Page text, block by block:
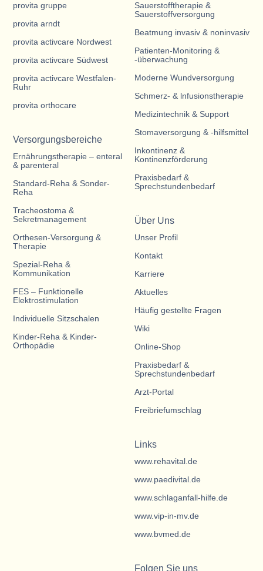
provita gruppe
provita arndt
provita activcare Nordwest
provita activcare Südwest
provita activcare Westfalen-
Ruhr
provita orthocare
Versorgungsbereiche
Ernährungstherapie – enteral
& parenteral
Standard-Reha & Sonder-
Reha
Tracheostoma &
Sekretmanagement
Orthesen-Versorgung &
Therapie
Spezial-Reha &
Kommunikation
FES – Funktionelle
Elektrostimulation
Individuelle Sitzschalen
Kinder-Reha & Kinder-
Orthopädie
Sauerstofftherapie &
Sauerstoffversorgung
Beatmung invasiv & noninvasiv
Patienten-Monitoring &
-überwachung
Moderne Wundversorgung
Schmerz- & lnfusionstherapie
Medizintechnik & Support
Stomaversorgung & -hilfsmittel
Inkontinenz &
Kontinenzförderung
Praxisbedarf &
Sprechstundenbedarf
Über Uns
Unser Profil
Kontakt
Karriere
Aktuelles
Häufig gestellte Fragen
Wiki
Online-Shop
Praxisbedarf &
Sprechstundenbedarf
Arzt-Portal
Freibriefumschlag
Links
www.rehavital.de
www.paedivital.de
www.schlaganfall-hilfe.de
www.vip-in-mv.de
www.bvmed.de
Folgen Sie uns